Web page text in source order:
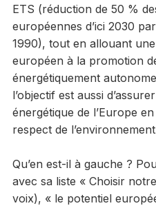
ETS (réduction de 50 %
européennes d’ici 2030
1990), tout en allouant
européen à la promotion
énergétiquement
l’objectif est aussi
énergétique de l’Europe
respect de
Qu’en est-il à gauche ?
avec sa liste « Choisir
voix), « le potentiel